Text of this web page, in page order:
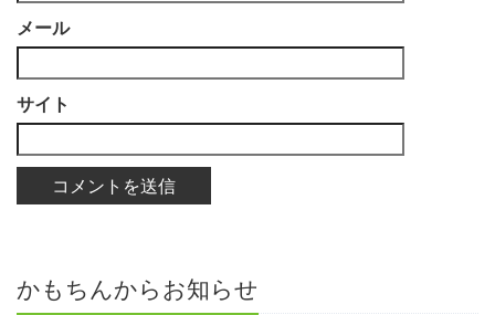
メール
サイト
かもちんからお知らせ